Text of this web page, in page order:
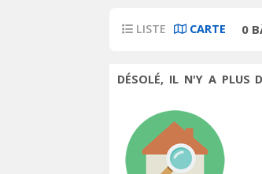
LISTE CARTE 0
DÉSOLÉ, IL N'Y A PLUS